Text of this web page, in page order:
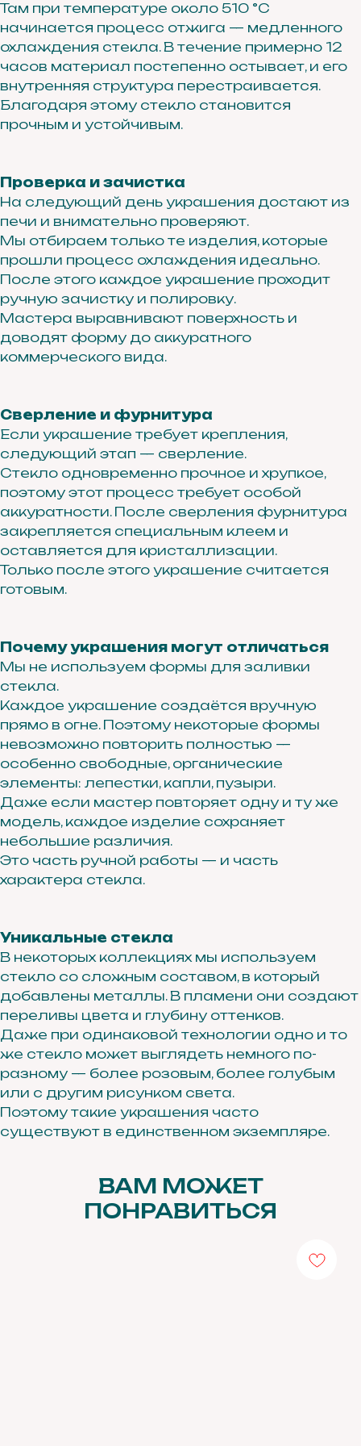
Там при температуре около 510 °C
начинается процесс отжига — медленного
охлаждения стекла. В течение примерно 12
часов материал постепенно остывает, и его
внутренняя структура перестраивается.
Благодаря этому стекло становится
прочным и устойчивым.
Проверка и зачистка
На следующий день украшения достают из
печи и внимательно проверяют.
Мы отбираем только те изделия, которые
прошли процесс охлаждения идеально.
После этого каждое украшение проходит
ручную зачистку и полировку.
Мастера выравнивают поверхность и
доводят форму до аккуратного
коммерческого вида.
Сверление и фурнитура
Если украшение требует крепления,
следующий этап — сверление.
Стекло одновременно прочное и хрупкое,
поэтому этот процесс требует особой
аккуратности. После сверления фурнитура
закрепляется специальным клеем и
оставляется для кристаллизации.
Только после этого украшение считается
готовым.
Почему украшения могут отличаться
Мы не используем формы для заливки
стекла.
Каждое украшение создаётся вручную
прямо в огне. Поэтому некоторые формы
невозможно повторить полностью —
особенно свободные, органические
элементы: лепестки, капли, пузыри.
Даже если мастер повторяет одну и ту же
модель, каждое изделие сохраняет
небольшие различия.
Это часть ручной работы — и часть
характера стекла.
Уникальные стекла
В некоторых коллекциях мы используем
стекло со сложным составом, в который
добавлены металлы. В пламени они создают
переливы цвета и глубину оттенков.
Даже при одинаковой технологии одно и то
же стекло может выглядеть немного по-
разному — более розовым, более голубым
или с другим рисунком света.
Поэтому такие украшения часто
существуют в единственном экземпляре.
ВАМ МОЖЕТ
ПОНРАВИТЬСЯ
к новым коллекциям, главным
событиям и акциям
Браслеты
Шейные украшения
Каффы
Каталог
Аксессуары
О нас
Подарочный сертификат
Рекомендации по уходу
+7 (983) 414-81-87
bright-me@mail.ru
ПОДПИСАТЬСЯ
Нажимая кнопку «подписаться», вы соглашаетесь с
г. Иркутск ул. Байкальская
3 этаж, офис 311А